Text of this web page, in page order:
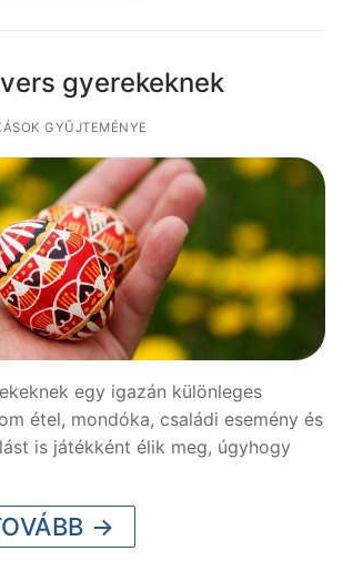
gyerekeknek
GYŰJTEMÉNYE
egy igazán különleges
étel, mondóka, családi esemény és
is játékként élik meg, úgyhogy
→